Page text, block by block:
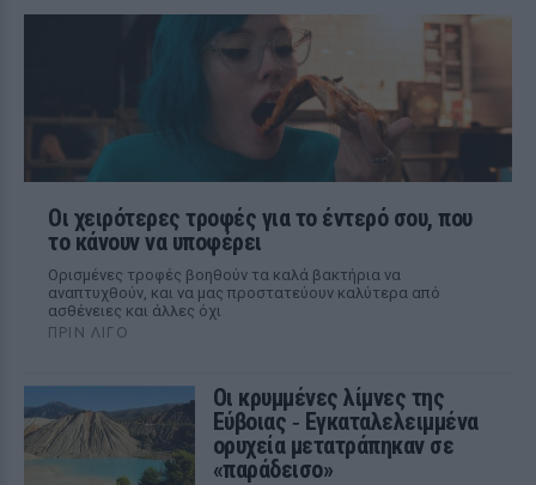
Οι χειρότερες τροφές για το έντερό σου, που
το κάνουν να υποφέρει
Ορισμένες τροφές βοηθούν τα καλά βακτήρια να
αναπτυχθούν, και να μας προστατεύουν καλύτερα από
ασθένειες και άλλες όχι
ΠΡΙΝ ΛΊΓΟ
Οι κρυμμένες λίμνες της
Εύβοιας ‑ Εγκαταλελειμμένα
ορυχεία μετατράπηκαν σε
«παράδεισο»